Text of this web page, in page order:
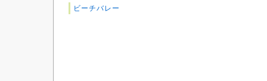
ビーチバレー